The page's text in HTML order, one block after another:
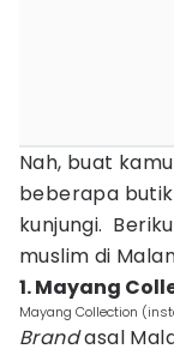
Nah, buat
beberapa
kunjungi.
muslim di
1. Mayang
Mayang Collection
Brandasal